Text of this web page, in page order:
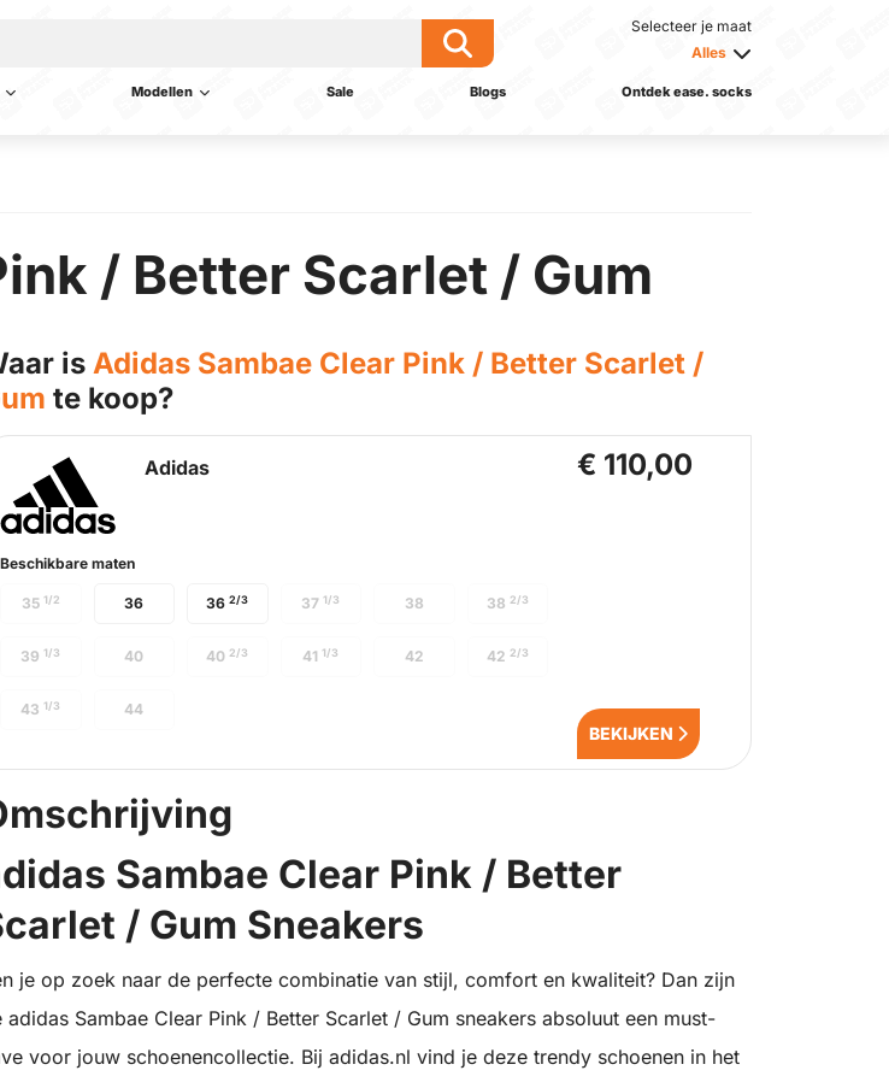
Selecteer je maat
Alles
Modellen Sale Blogs Ontdek ease. socks
/ Better Scarlet / Gum
is Adidas Sambae Clear Pink / Better Scarlet /
te koop?
Adidas
Beschikbare maten
36 362/3
35 1/2 371/3 38 38 2/3
391/3 40 402/3 411/3 42 42 2/3
431/3 44
€ 110,00
BEKIJKEN
Sambae Clear Pink / Better
/ Gum Sneakers
je op zoek naar de perfecte combinatie van stijl, comfort en kwaliteit? Dan zijn
adidas Sambae Clear Pink / Better Scarlet / Gum sneakers absoluut een must-
voor jouw schoenencollectie. Bij adidas.nl vind je deze trendy schoenen in het